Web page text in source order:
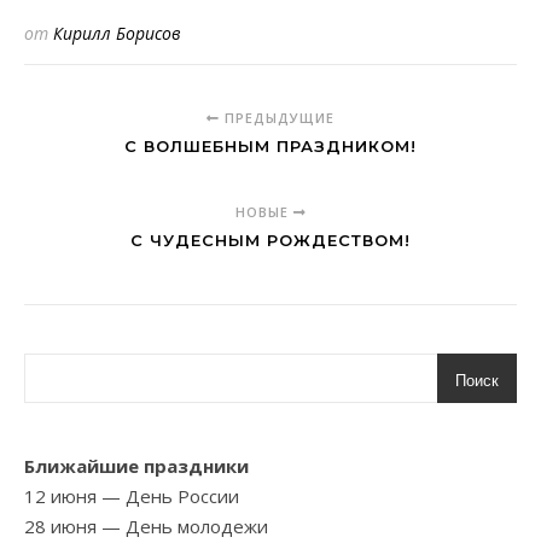
от Кирилл Борисов
ПРЕДЫДУЩИЕ
С ВОЛШЕБНЫМ ПРАЗДНИКОМ!
НОВЫЕ
С ЧУДЕСНЫМ РОЖДЕСТВОМ!
Поиск
Ближайшие праздники
12 июня — День России
28 июня — День молодежи